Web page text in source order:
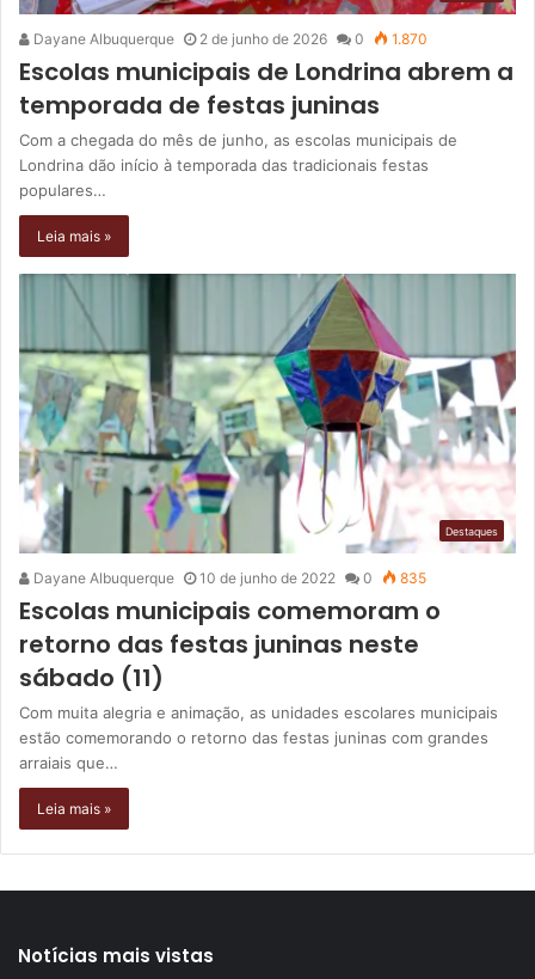
Dayane Albuquerque 2 de junho de 2026 0 1.870
Escolas municipais de Londrina abrem a
temporada de festas juninas
Com a chegada do mês de junho, as escolas municipais de
Londrina dão início à temporada das tradicionais festas
populares…
Leia mais »
Destaques
Dayane Albuquerque 10 de junho de 2022 0 835
Escolas municipais comemoram o
retorno das festas juninas neste
sábado (11)
Com muita alegria e animação, as unidades escolares municipais
estão comemorando o retorno das festas juninas com grandes
arraiais que…
Leia mais »
Notícias mais vistas